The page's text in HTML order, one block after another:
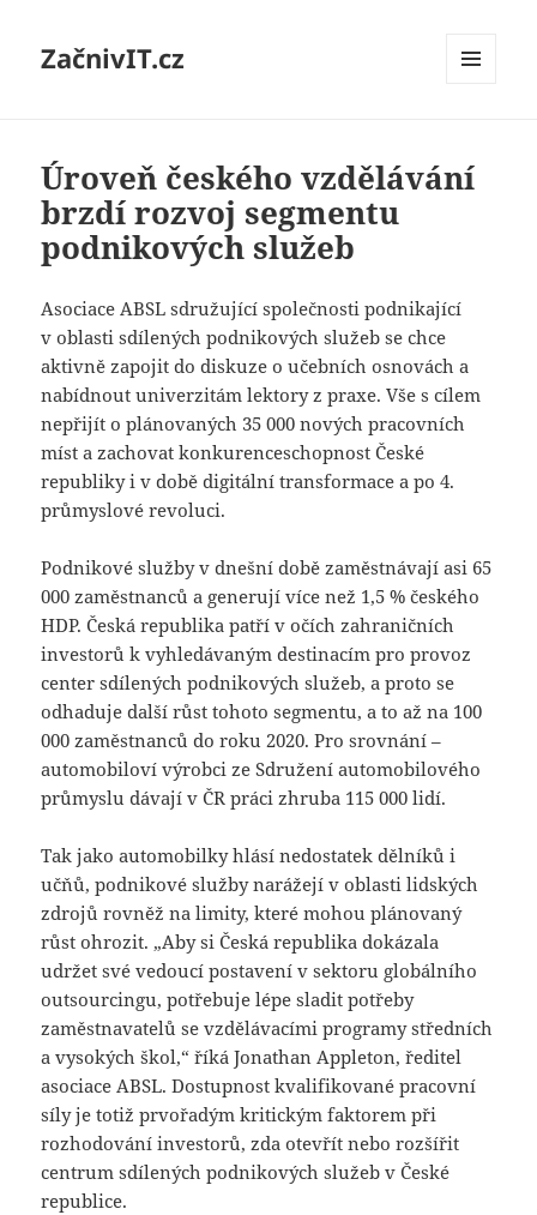
ZačnivIT.cz
Úroveň českého vzdělávání
brzdí rozvoj segmentu
podnikových služeb
Asociace ABSL sdružující společnosti podnikající
v oblasti sdílených podnikových služeb se chce
aktivně zapojit do diskuze o učebních osnovách a
nabídnout univerzitám lektory z praxe. Vše s cílem
nepřijít o plánovaných 35 000 nových pracovních
míst a zachovat konkurenceschopnost České
republiky i v době digitální transformace a po 4.
průmyslové revoluci.
Podnikové služby v dnešní době zaměstnávají asi 65
000 zaměstnanců a generují více než 1,5 % českého
HDP. Česká republika patří v očích zahraničních
investorů k vyhledávaným destinacím pro provoz
center sdílených podnikových služeb, a proto se
odhaduje další růst tohoto segmentu, a to až na 100
000 zaměstnanců do roku 2020. Pro srovnání –
automobiloví výrobci ze Sdružení automobilového
průmyslu dávají v ČR práci zhruba 115 000 lidí.
Tak jako automobilky hlásí nedostatek dělníků i
učňů, podnikové služby narážejí v oblasti lidských
zdrojů rovněž na limity, které mohou plánovaný
růst ohrozit. „Aby si Česká republika dokázala
udržet své vedoucí postavení v sektoru globálního
outsourcingu, potřebuje lépe sladit potřeby
zaměstnavatelů se vzdělávacími programy středních
a vysokých škol,“ říká Jonathan Appleton, ředitel
asociace ABSL. Dostupnost kvalifikované pracovní
síly je totiž prvořadým kritickým faktorem při
rozhodování investorů, zda otevřít nebo rozšířit
centrum sdílených podnikových služeb v České
republice.